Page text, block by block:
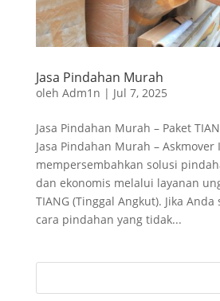
Jasa Pindahan Murah
oleh Adm1n | Jul 7, 2025
Jasa Pindahan Murah – Paket
Jasa Pindahan Murah – Askmover
mempersembahkan solusi
dan ekonomis melalui layanan
TIANG (Tinggal Angkut). Jika
cara pindahan yang tidak...